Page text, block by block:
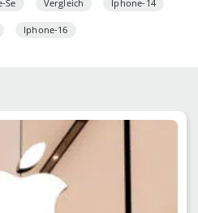
Se Vergleich Iphone-14
Iphone-16